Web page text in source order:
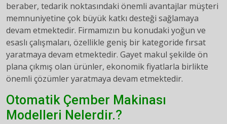
beraber, tedarik noktasındaki önemli avantajlar müşteri
memnuniyetine çok büyük katkı desteği sağlamaya
devam etmektedir. Firmamızın bu konudaki yoğun ve
esaslı çalışmaları, özellikle geniş bir kategoride fırsat
yaratmaya devam etmektedir. Gayet makul şekilde ön
plana çıkmış olan ürünler, ekonomik fiyatlarla birlikte
önemli çözümler yaratmaya devam etmektedir.
Otomatik Çember Makinası
Modelleri Nelerdir.?